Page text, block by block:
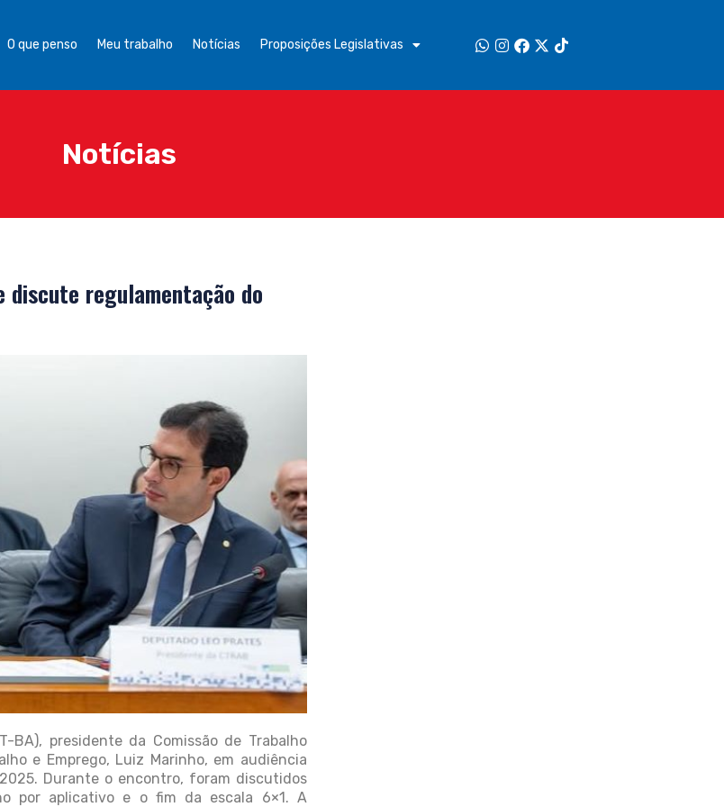
O que penso Meu trabalho Notícias Proposições Legislativas
Notícias
discute regulamentação do
presidente da Comissão de Trabalho
e Emprego, Luiz Marinho, em audiência
Durante o encontro, foram discutidos
por aplicativo e o fim da escala 6×1. A